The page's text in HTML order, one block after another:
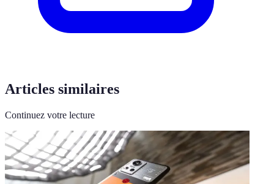
Articles similaires
Continuez votre lecture